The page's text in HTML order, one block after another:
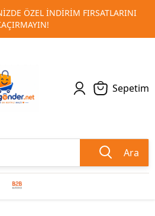
VE MATBAA ÜRÜNLERINDE
TESLIMAT!
1 2
Sepetim
Ara